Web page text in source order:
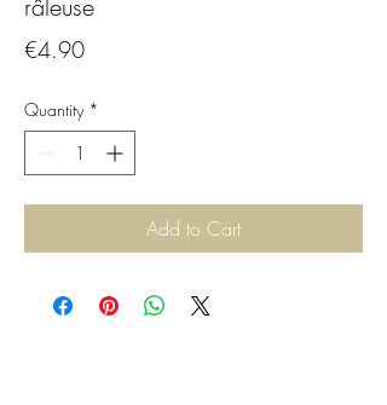
€4.90Price
Quantity *
Add to Cart